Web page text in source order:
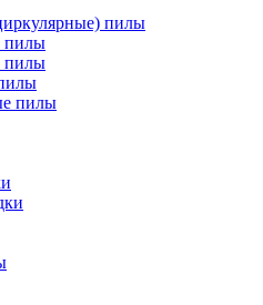
пилы
пилы
пилы
пилы